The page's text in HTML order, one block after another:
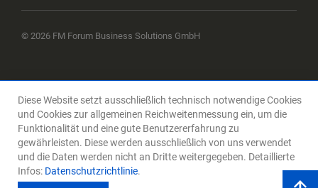
© 2026 FM Forum Business Solutions GmbH
Diese Website setzt ausschließlich technisch notwendige Cookies
und Cookies zur allgemeinen Reichweitenmessung ein, um die
Funktionalität und eine gute Benutzererfahrung zu
gewährleisten. Diese werden ausschließlich von uns verwendet
und die Daten werden nicht an Dritte weitergegeben. Detaillierte
Infos: Datenschutzrichtlinie.